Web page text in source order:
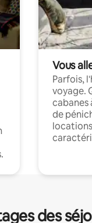
Vous
Parfois,
voyage.
cabanes
de
des